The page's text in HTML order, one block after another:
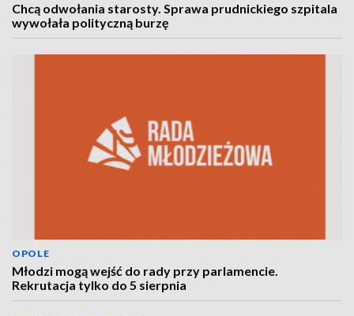
Chcą odwołania starosty. Sprawa prudnickiego szpitala
wywołała polityczną burzę
OPOLE
Młodzi mogą wejść do rady przy parlamencie.
Rekrutacja tylko do 5 sierpnia